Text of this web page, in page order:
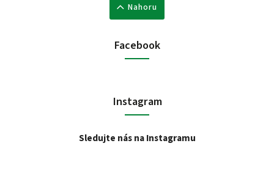
Nahoru
Facebook
Instagram
Sledujte nás na Instagramu